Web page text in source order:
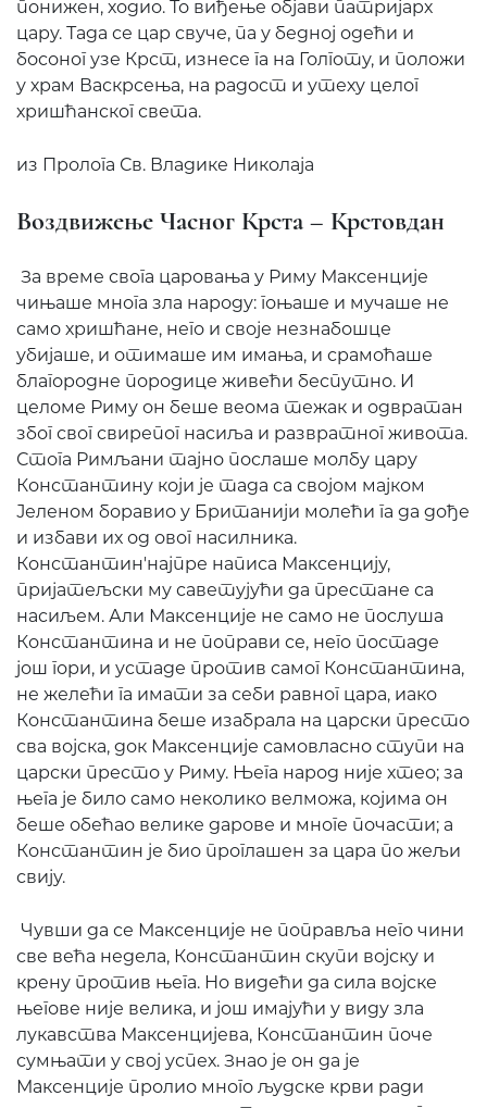
понижен, ходио. То виђење објави патријарх
цару. Тада се цар свуче, па у бедној одећи и
босоног узе Крст, изнесе га на Голготу, и положи
у храм Васкрсења, на радост и утеху целог
хришћанског света.
из Пролога Св. Владике Николаја
Воздвижење Часног Крста – Крстовдан
За време свога царовања у Риму Максенције
чињаше многа зла народу: гоњаше и мучаше не
само хришћане, него и своје незнабошце
убијаше, и отимаше им имања, и срамоћаше
благородне породице живећи беспутно. И
целоме Риму он беше веома тежак и одвратан
због свог свирепог насиља и развратног живота.
Стога Римљани тајно послаше молбу цару
Константину који је тада са својом мајком
Јеленом боравио у Британији молећи га да дође
и избави их од овог насилника.
Константин'најпре написа Максенцију,
пријатељски му саветујући да престане са
насиљем. Али Максенције не само не послуша
Константина и не поправи се, него постаде
још гори, и устаде против самог Константина,
не желећи га имати за себи равног цара, иако
Константина беше изабрала на царски престо
сва војска, док Максенције самовласно ступи на
царски престо у Риму. Њега народ није хтео; за
њега је било само неколико велможа, којима он
беше обећао велике дарове и многе почасти; а
Константин је био проглашен за цара по жељи
свију.
Чувши да се Максенције не поправља него чини
све већа недела, Константин скупи војску и
крену против њега. Но видећи да сила војске
његове није велика, и још имајући у виду зла
лукавства Максенцијева, Константин поче
сумњати у свој успех. Знао је он да је
Максенције пролио много људске крви ради